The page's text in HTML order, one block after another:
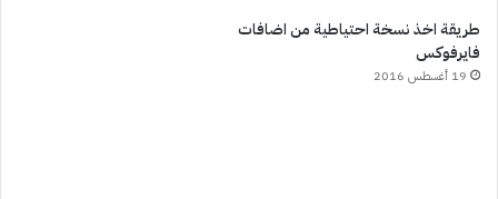
طريقة اخذ نسخة احتياطية من اضافات
فايرفوكس
19 أغسطس 2016